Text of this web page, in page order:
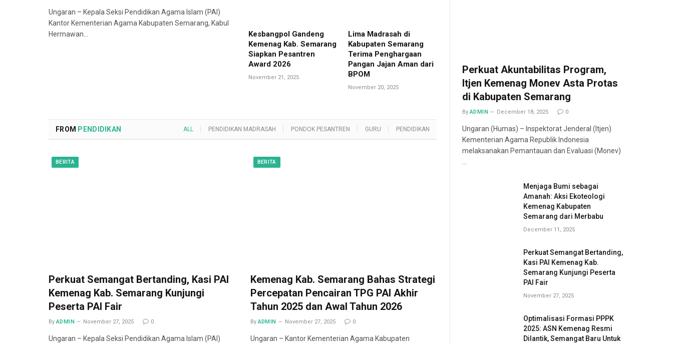
Ungaran – Kepala Seksi Pendidikan Agama Islam (PAI)
Kantor Kementerian Agama Kabupaten Semarang, Kabul
Hermawan…
Kesbangpol Gandeng
Kemenag Kab. Semarang
Siapkan Pesantren
Award 2026
November 21, 2025
Lima Madrasah di
Kabupaten Semarang
Terima Penghargaan
Pangan Jajan Aman dari
BPOM
November 20, 2025
FROM PENDIDIKAN ALL PENDIDIKAN MADRASAH PONDOK PESANTREN GURU PENDIDIKAN
BERITA
Perkuat Semangat Bertanding, Kasi PAI
Kemenag Kab. Semarang Kunjungi
Peserta PAI Fair
By ADMIN November 27, 2025 0
Ungaran – Kepala Seksi Pendidikan Agama Islam (PAI)
BERITA
Kemenag Kab. Semarang Bahas Strategi
Percepatan Pencairan TPG PAI Akhir
Tahun 2025 dan Awal Tahun 2026
By ADMIN November 27, 2025 0
Ungaran – Kantor Kementerian Agama Kabupaten
Perkuat Akuntabilitas Program,
Itjen Kemenag Monev Asta Protas
di Kabupaten Semarang
By ADMIN December 18, 2025 0
Ungaran (Humas) – Inspektorat Jenderal (Itjen)
Kementerian Agama Republik Indonesia
melaksanakan Pemantauan dan Evaluasi (Monev)
…
Menjaga Bumi sebagai
Amanah: Aksi Ekoteologi
Kemenag Kabupaten
Semarang dari Merbabu
December 11, 2025
Perkuat Semangat Bertanding,
Kasi PAI Kemenag Kab.
Semarang Kunjungi Peserta
PAI Fair
November 27, 2025
Optimalisasi Formasi PPPK
2025: ASN Kemenag Resmi
Dilantik, Semangat Baru Untuk